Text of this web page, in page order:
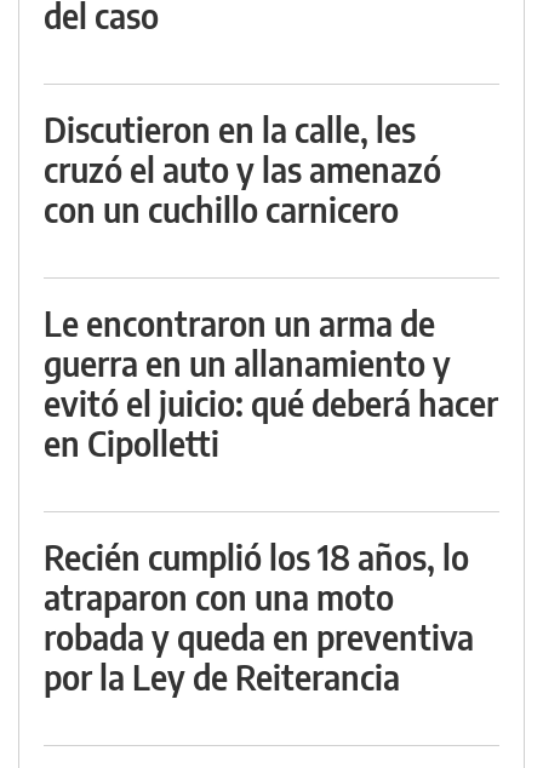
del caso
Discutieron en la calle, les
cruzó el auto y las amenazó
con un cuchillo carnicero
Le encontraron un arma de
guerra en un allanamiento y
evitó el juicio: qué deberá hacer
en Cipolletti
Recién cumplió los 18 años, lo
atraparon con una moto
robada y queda en preventiva
por la Ley de Reiterancia